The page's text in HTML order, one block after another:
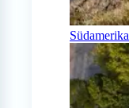
Südamerika